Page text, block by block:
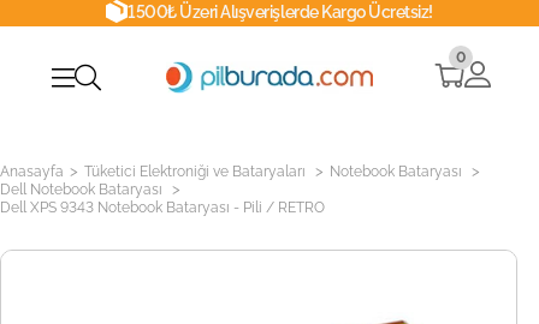
1500₺ Üzeri Alışverişlerde Kargo Ücretsiz!
0
Anasayfa > Tüketici Elektroniği ve Bataryaları > Notebook Bataryası >
Dell Notebook Bataryası >
Dell XPS 9343 Notebook Bataryası - Pili / RETRO